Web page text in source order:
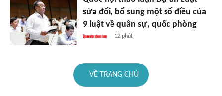
sửa đổi, bổ sung một số điều của
9 luật về quân sự, quốc phòng
12 phút
VỀ TRANG CHỦ